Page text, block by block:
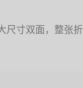
尺寸双面，整张